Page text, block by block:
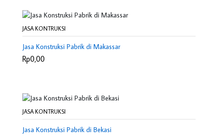
JASA KONTRUKSI
Jasa Konstruksi Pabrik di Makassar
Rp0,00
JASA KONTRUKSI
Jasa Konstruksi Pabrik di Bekasi